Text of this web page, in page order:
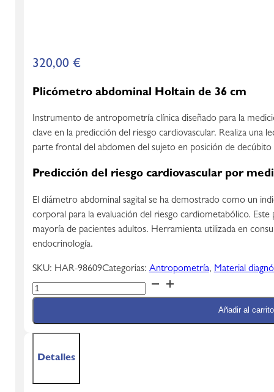
320,00 €
Plicómetro abdominal Holtain de 36 cm
Instrumento de antropometría clínica diseñado para la
clave en la predicción del riesgo cardiovascular. Realiza una
parte frontal del abdomen del sujeto en posición de decúbito
Predicción del riesgo cardiovascular por
El diámetro abdominal sagital se ha demostrado como un
corporal para la evaluación del riesgo cardiometabólico.
mayoría de pacientes adultos. Herramienta utilizada en
endocrinología.
SKU: HAR-98609Categorias: Antropometría, Material
Plicómetro
Abdominal
cm
cantidad
Añadir al carrito
Detalles